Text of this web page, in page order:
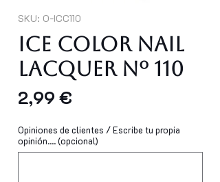
SKU: O-ICC110
Ice Color Nail
Lacquer Nº 110
2,99 €
Opiniones de clientes / Escribe tu propia
opinión.... (opcional)